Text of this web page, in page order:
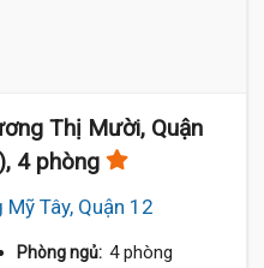
Thị Mười, Quận
4 phòng
Tây, Quận 12
Phòng ngủ: 4 phòng